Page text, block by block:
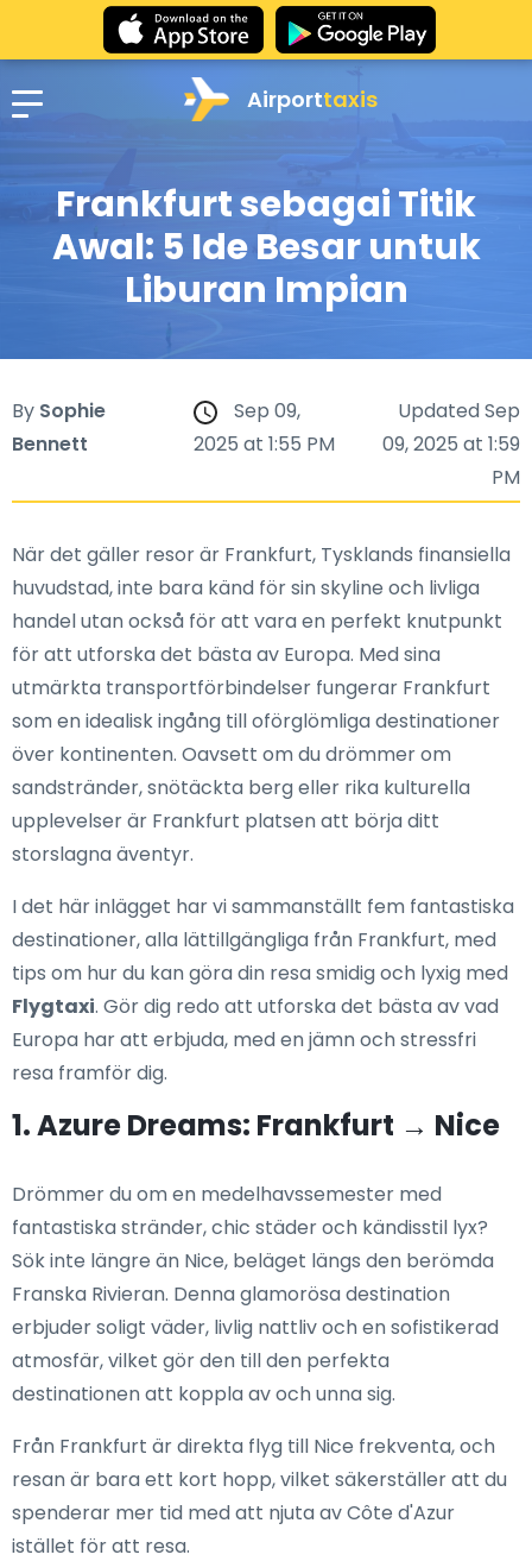
Airporttaxis
Frankfurt sebagai Titik
Awal: 5 Ide Besar untuk
Liburan Impian
By Sophie
Bennett
Sep 09,
2025 at 1:55 PM
Updated Sep
09, 2025 at 1:59
PM
När det gäller resor är Frankfurt, Tysklands finansiella
huvudstad, inte bara känd för sin skyline och livliga
handel utan också för att vara en perfekt knutpunkt
för att utforska det bästa av Europa. Med sina
utmärkta transportförbindelser fungerar Frankfurt
som en idealisk ingång till oförglömliga destinationer
över kontinenten. Oavsett om du drömmer om
sandstränder, snötäckta berg eller rika kulturella
upplevelser är Frankfurt platsen att börja ditt
storslagna äventyr.
I det här inlägget har vi sammanställt fem fantastiska
destinationer, alla lättillgängliga från Frankfurt, med
tips om hur du kan göra din resa smidig och lyxig med
Flygtaxi. Gör dig redo att utforska det bästa av vad
Europa har att erbjuda, med en jämn och stressfri
resa framför dig.
1. Azure Dreams: Frankfurt → Nice
Drömmer du om en medelhavssemester med
fantastiska stränder, chic städer och kändisstil lyx?
Sök inte längre än Nice, beläget längs den berömda
Franska Rivieran. Denna glamorösa destination
erbjuder soligt väder, livlig nattliv och en sofistikerad
atmosfär, vilket gör den till den perfekta
destinationen att koppla av och unna sig.
Från Frankfurt är direkta flyg till Nice frekventa, och
resan är bara ett kort hopp, vilket säkerställer att du
spenderar mer tid med att njuta av Côte d'Azur
istället för att resa.